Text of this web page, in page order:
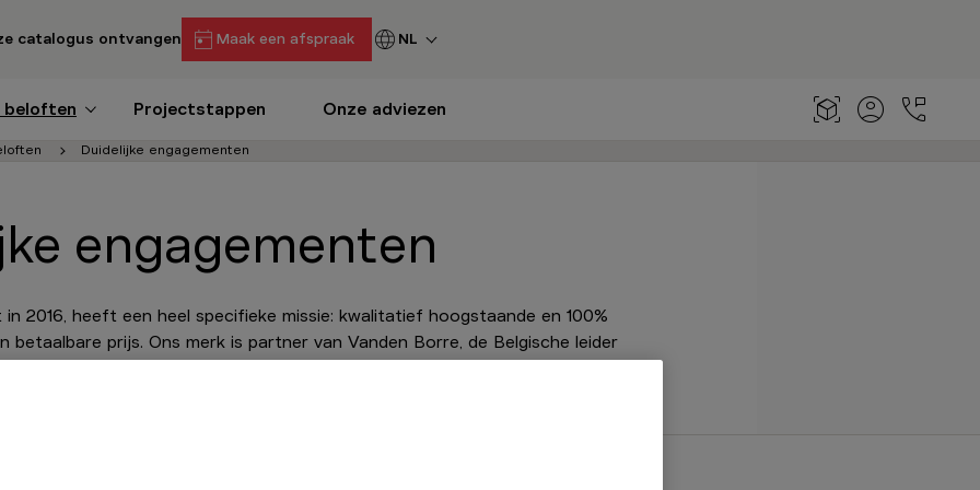
catalogus ontvangen Maak een afspraak NL
beloften Projectstappen Onze adviezen
Duidelijke engagementen
engagementen
2016, heeft een heel specifieke missie: kwalitatief hoogstaande en 100%
betaalbare prijs. Ons merk is partner van Vanden Borre, de Belgische leider
schuilt in onze waarden: toegankelijke premium, samen creëren,
Echte engagementen die onze teams elke dag nakomen.